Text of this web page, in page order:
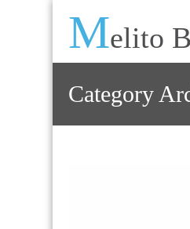
Melito
Category